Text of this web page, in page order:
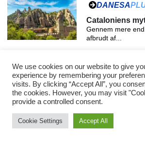
DANESA
Cataloniens
Gennem mere
afbrudt af...
DANESA
Alder Påvirker
Umiddelbart
tidlige 20'ere...
DANESA
We use cookies on our website to give
experience by remembering your
visits. By clicking “Accept All”, you
the cookies. However, you may visit
provide a controlled consent.
Cookie Settings Accept All